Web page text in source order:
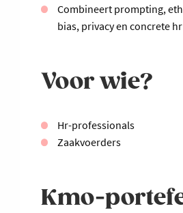
Combineert prompting,
bias, privacy en concrete
Voor wie?
Hr-professionals
Zaakvoerders
Kmo-